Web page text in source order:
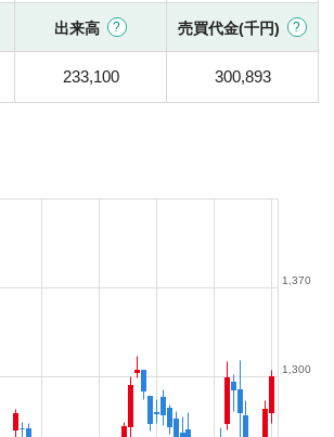
出来高 売買代金(千円)
233,100 300,893
1,300
1,370